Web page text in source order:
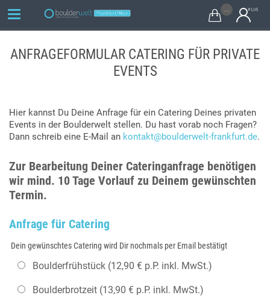

ANFRAGEFORMULAR CATERING FÜR PRIVATE
EVENTS
Hier kannst Du Deine Anfrage für ein Catering Deines privaten
Events in der Boulderwelt stellen. Du hast vorab noch Fragen?
Dann schreib eine E-Mail an kontakt@boulderwelt-frankfurt.de.
Zur Bearbeitung Deiner Cateringanfrage benötigen
wir mind. 10 Tage Vorlauf zu Deinem gewünschten
Termin.
Anfrage für Catering
Dein gewünschtes Catering wird Dir nochmals per Email bestätigt
Boulderfrühstück (12,90 € p.P. inkl. MwSt.)
Boulderbrotzeit (13,90 € p.P. inkl. MwSt.)